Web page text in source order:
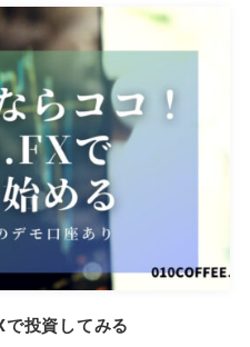
投資してみる